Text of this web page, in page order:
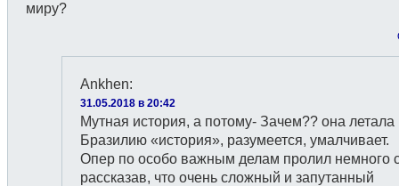
миру?
Ankhen:
31.05.2018 в 20:42
Мутная история, а потому- Зачем?? она летала
Бразилию «история», разумеется, умалчивает.
Опер по особо важным делам пролил немного
рассказав, что очень сложный и запутанный